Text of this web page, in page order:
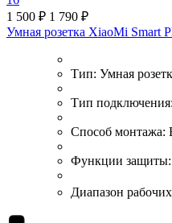
1 500 ₽ 1 790 ₽
Умная розетка XiaoMi Smart
Тип: Умная
Тип подключения:
Способ монтажа:
Функции защиты:
Диапазон